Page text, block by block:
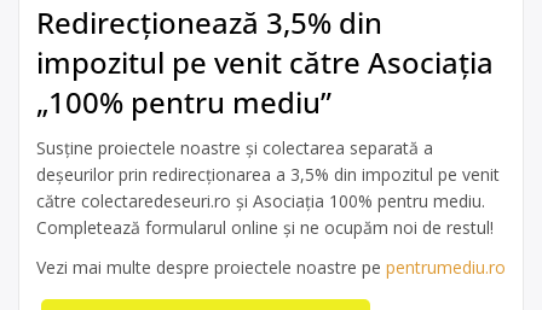
Redirecționează 3,5% din
impozitul pe venit către Asociația
„100% pentru mediu”
Susține proiectele noastre și colectarea separată a
deșeurilor prin redirecționarea a 3,5% din impozitul pe venit
către colectaredeseuri.ro și Asociația 100% pentru mediu.
Completează formularul online și ne ocupăm noi de restul!
Vezi mai multe despre proiectele noastre pe pentrumediu.ro